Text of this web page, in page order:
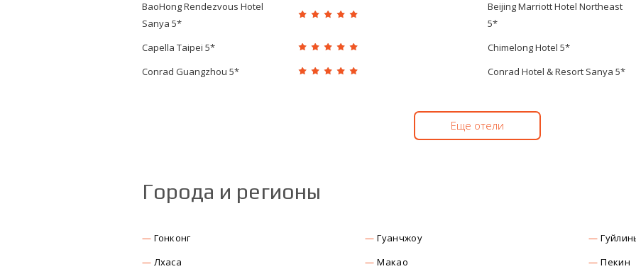
BaoHong Rendezvous Hotel
Sanya 5*
Beijing Marriott Hotel Northeast
5*
Capella Taipei 5*
Chimelong Hotel 5*
Conrad Guangzhou 5*
Conrad Hotel & Resort Sanya 5*
Еще отели
Города и регионы
Гонконг Гуанчжоу
Лхаса
Макао
Пекин